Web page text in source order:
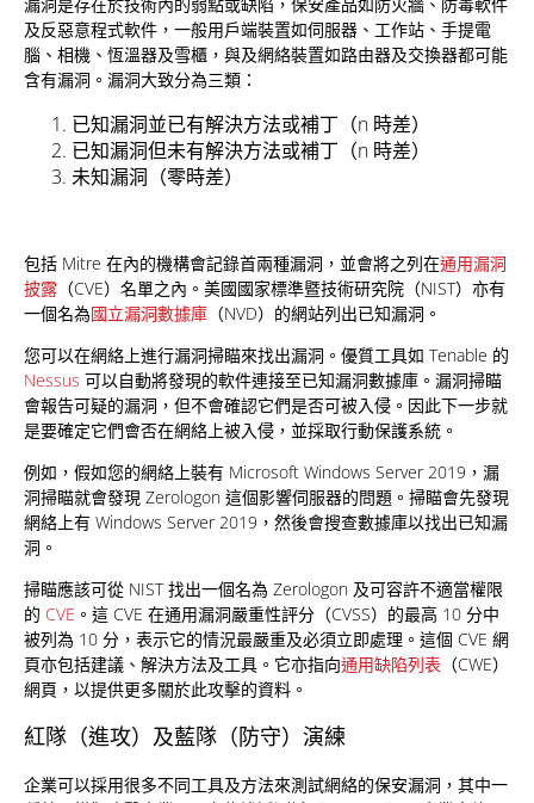
及反惡意程式軟件，一般用戶端裝置如伺服器、工作站、手提電
腦、相機、恆溫器及雪櫃，與及網絡裝置如路由器及交換器都可能
含有漏洞。漏洞大致分為三類：
已知漏洞並已有解決方法或補丁（n 時差）
已知漏洞但未有解決方法或補丁（n 時差）
未知漏洞（零時差）
包括 Mitre 在內的機構會記錄首兩種漏洞，並會將之列在通用漏洞
披露 （CVE）名單之內。美國國家標準暨技術研究院（NIST）亦有
一個名為國立漏洞數據庫 （NVD）的網站列出已知漏洞。
您可以在網絡上進行漏洞掃瞄來找出漏洞。優質工具如 Tenable 的
Nessus 可以自動將發現的軟件連接至已知漏洞數據庫。漏洞掃瞄
會報告可疑的漏洞，但不會確認它們是否可被入侵。因此下一步就
是要確定它們會否在網絡上被入侵，並採取行動保護系統。
例如，假如您的網絡上裝有 Microsoft Windows Server 2019，漏
洞掃瞄就會發現 Zerologon 這個影響伺服器的問題。掃瞄會先發現
網絡上有 Windows Server 2019，然後會搜查數據庫以找出已知漏
洞。
掃瞄應該可從 NIST 找出一個名為 Zerologon 及可容許不適當權限
的 CVE 。這 CVE 在通用漏洞嚴重性評分（CVSS）的最高 10 分中
被列為 10 分，表示它的情況最嚴重及必須立即處理。這個 CVE 網
頁亦包括建議、解決方法及工具。它亦指向通用缺陷列表 （CWE）
網頁，以提供更多關於此攻擊的資料。
紅隊（進攻）及藍隊（防守）演練
企業可以採用很多不同工具及方法來測試網絡的保安漏洞，其中一